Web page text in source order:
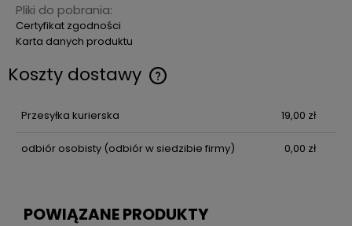
Pliki do pobrania:
Certyfikat zgodności
Karta danych produktu
Koszty dostawy
Przesyłka kurierska 19,00 zł
odbiór osobisty(odbiór w siedzibie firmy) 0,00 zł
POWIĄZANE PRODUKTY